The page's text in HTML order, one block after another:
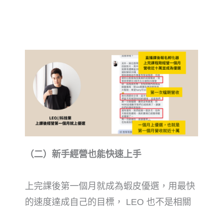
（二）新手經營也能快速上手
上完課後第一個月就成為蝦皮優選，用最快
的速度達成自己的目標， LEO 也不是相關